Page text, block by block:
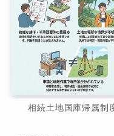
相続土地国庫帰属制